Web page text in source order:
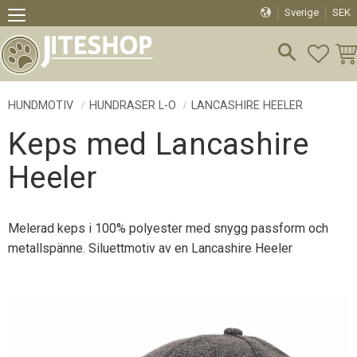
Meny
Sverige SEK
HUNDMOTIV HUNDRASER L-O LANCASHIRE HEELER
Keps med Lancashire
Heeler
Melerad keps i 100% polyester med snygg passform och
metallspänne. Siluettmotiv av en Lancashire Heeler